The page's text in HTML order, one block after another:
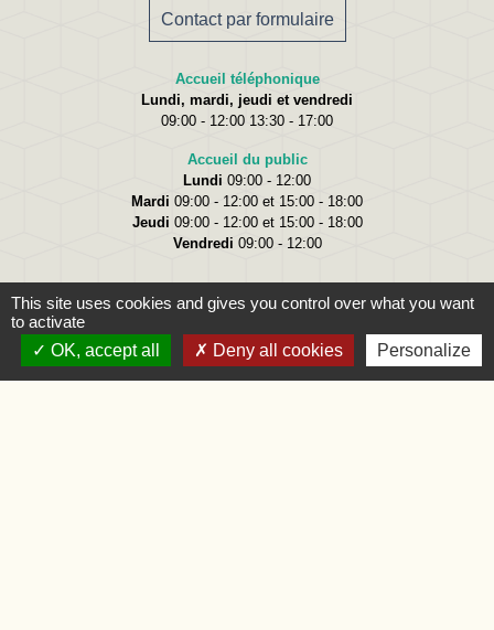
Contact par formulaire
Accueil téléphonique
Lundi, mardi, jeudi et vendredi
09:00 - 12:00 13:30 - 17:00
Accueil du public
Lundi 09:00 - 12:00
Mardi 09:00 - 12:00 et 15:00 - 18:00
Jeudi 09:00 - 12:00 et 15:00 - 18:00
Vendredi 09:00 - 12:00
This site uses cookies and gives you control over what you want
to activate
OK, accept all
Deny all cookies Personalize